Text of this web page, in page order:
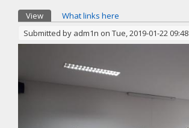
Primary tabs
View (active tab)
What links here
Submitted by adm1n on Tue, 2019-01-22 09:48